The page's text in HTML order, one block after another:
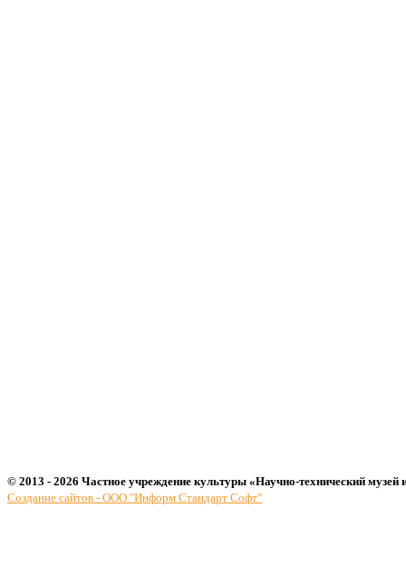
© 2013 - 2026 Частное учреждение культуры «Научно-технический музей
Создание сайтов - ООО "Информ Стандарт Софт"